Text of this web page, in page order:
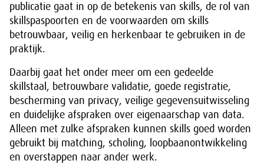
publicatie gaat in op de betekenis van skills, de rol van
skillspaspoorten en de voorwaarden om skills
betrouwbaar, veilig en herkenbaar te gebruiken in de
praktijk.
Daarbij gaat het onder meer om een gedeelde
skillstaal, betrouwbare validatie, goede registratie,
bescherming van privacy, veilige gegevensuitwisseling
en duidelijke afspraken over eigenaarschap van data.
Alleen met zulke afspraken kunnen skills goed worden
gebruikt bij matching, scholing, loopbaanontwikkeling
en overstappen naar ander werk.